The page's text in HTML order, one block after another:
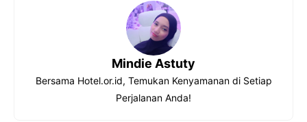
Mindie Astuty
Bersama Hotel.or.id, Temukan Kenyamanan di Setiap
Perjalanan Anda!